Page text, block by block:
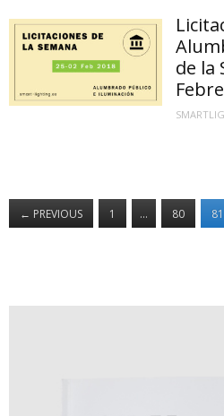
de la
← PREVIOUS 1 … 80 81